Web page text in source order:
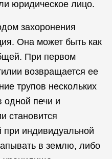
юридическое лицо.
захоронения
Она может быть как
При первом
возвращается ее
трупов нескольких
одной печи и
становится
индивидуальной
в землю, либо